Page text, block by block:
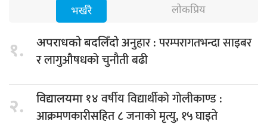
भर्खरै लोकप्रिय
१. अपराधको बदलिँदोअनुहार : परम्परागतभन्दा साइबर
र लागुऔषधको चुनौती बढी
२. विद्यालयमा १४वर्षीय विद्यार्थीको गोलीकाण्ड :
आक्रमणकारीसहित ८ जनाको मृत्यु, १५ घाइते